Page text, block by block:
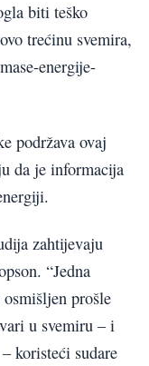
biti teško
trećinu svemira,
energije-
podržava ovaj
da je informacija
zahtijevaju
“Jedna
prošle
u svemiru – i
koristeći sudare